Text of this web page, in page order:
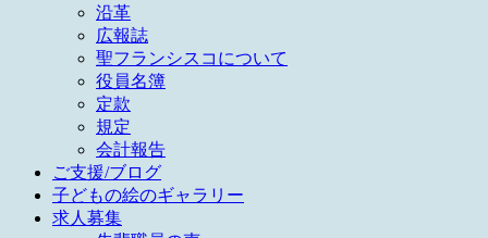
沿革
広報誌
聖フランシスコについて
役員名簿
定款
規定
会計報告
ご支援/ブログ
子どもの絵のギャラリー
求人募集